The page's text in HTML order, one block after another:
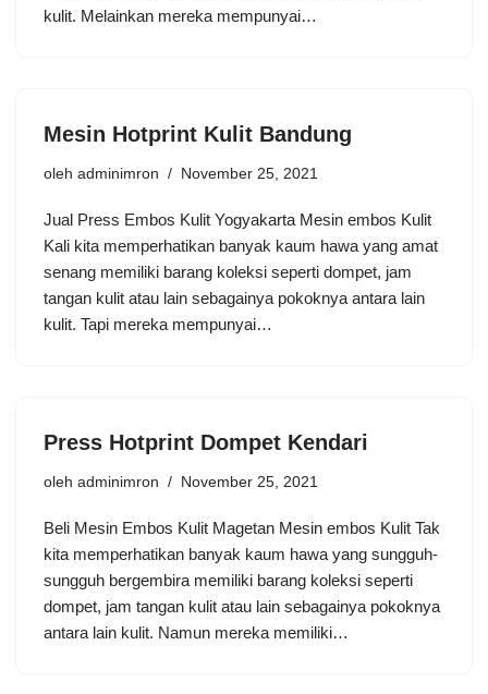
kulit. Melainkan mereka mempunyai…
Mesin Hotprint Kulit Bandung
oleh adminimron November 25, 2021
Jual Press Embos Kulit Yogyakarta Mesin embos Kulit
Kali kita memperhatikan banyak kaum hawa yang amat
senang memiliki barang koleksi seperti dompet, jam
tangan kulit atau lain sebagainya pokoknya antara lain
kulit. Tapi mereka mempunyai…
Press Hotprint Dompet Kendari
oleh adminimron November 25, 2021
Beli Mesin Embos Kulit Magetan Mesin embos Kulit Tak
kita memperhatikan banyak kaum hawa yang sungguh-
sungguh bergembira memiliki barang koleksi seperti
dompet, jam tangan kulit atau lain sebagainya pokoknya
antara lain kulit. Namun mereka memiliki…